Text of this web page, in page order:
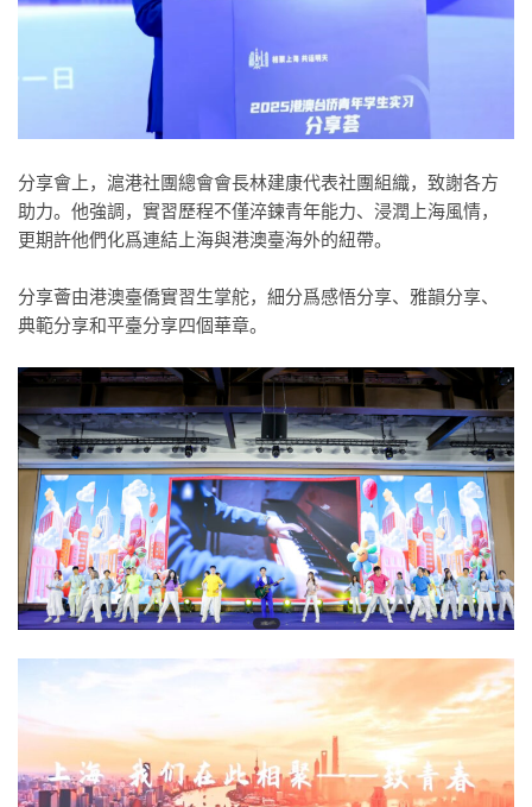
分享會上，滬港社團總會會長林建康代表社團組織，致謝各方
助力。他強調，實習歷程不僅淬鍊青年能力、浸潤上海風情，
更期許他們化爲連結上海與港澳臺海外的紐帶。
分享薈由港澳臺僑實習生掌舵，細分爲感悟分享、雅韻分享、
典範分享和平臺分享四個華章。